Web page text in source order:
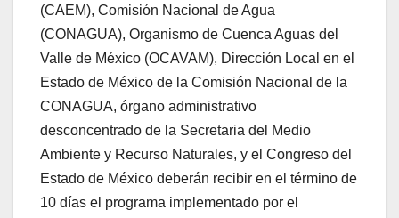
(CAEM), Comisión Nacional de Agua
(CONAGUA), Organismo de Cuenca Aguas del
Valle de México (OCAVAM), Dirección Local en el
Estado de México de la Comisión Nacional de la
CONAGUA, órgano administrativo
desconcentrado de la Secretaria del Medio
Ambiente y Recurso Naturales, y el Congreso del
Estado de México deberán recibir en el término de
10 días el programa implementado por el